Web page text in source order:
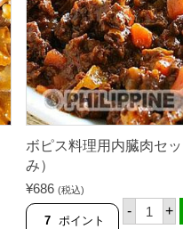
ボピス料理用内臓肉セ
み）
¥686 (税込)
7 ポイント
-
ボ
ピ
+